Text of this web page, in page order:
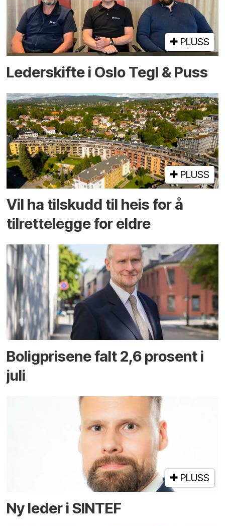
PLUSS
Lederskifte i Oslo Tegl & Puss
PLUSS
Vil ha tilskudd til heis for å
tilrettelegge for eldre
Boligprisene falt 2,6 prosent i
juli
PLUSS
Ny leder i SINTEF